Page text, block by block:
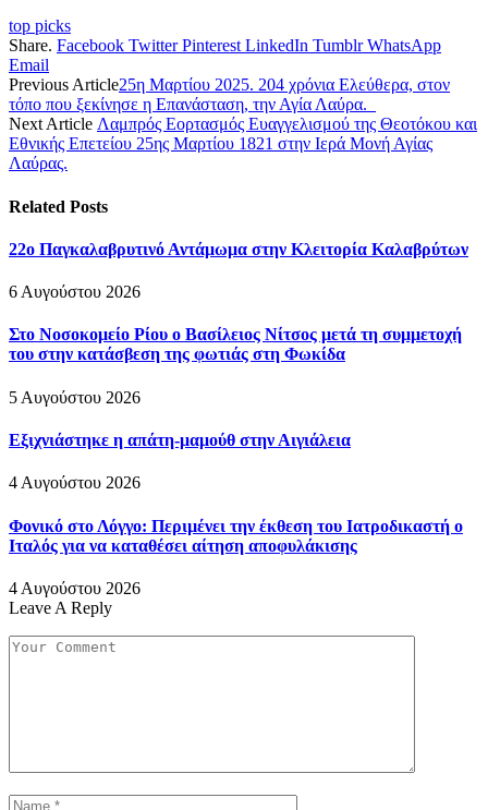
top picks
Share. Facebook Twitter Pinterest LinkedIn Tumblr WhatsApp
Email
Previous Article25η Μαρτίου 2025. 204 χρόνια Ελεύθερα, στον
τόπο που ξεκίνησε η Επανάσταση, την Αγία Λαύρα.
Next Article Λαμπρός Εορτασμός Ευαγγελισμού της Θεοτόκου και
Εθνικής Επετείου 25ης Μαρτίου 1821 στην Ιερά Μονή Αγίας
Λαύρας.
Related Posts
22ο Παγκαλαβρυτινό Αντάμωμα στην Κλειτορία Καλαβρύτων
6 Αυγούστου 2026
Στο Νοσοκομείο Ρίου ο Βασίλειος Νίτσος μετά τη συμμετοχή
του στην κατάσβεση της φωτιάς στη Φωκίδα
5 Αυγούστου 2026
Εξιχνιάστηκε η απάτη-μαμούθ στην Αιγιάλεια
4 Αυγούστου 2026
Φονικό στο Λόγγο: Περιµένει την έκθεση του Ιατροδικαστή ο
Ιταλός για να καταθέσει αίτηση αποφυλάκισης
4 Αυγούστου 2026
Leave A Reply